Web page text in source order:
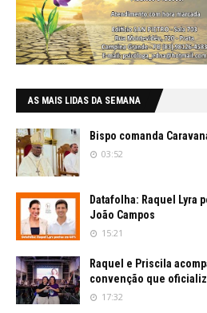
AS MAIS LIDAS DA SEMANA
Bispo comanda
03:52
Datafolha: Raquel Lyra
João Campos
15:21
Raquel e Priscila
convenção que
17:32